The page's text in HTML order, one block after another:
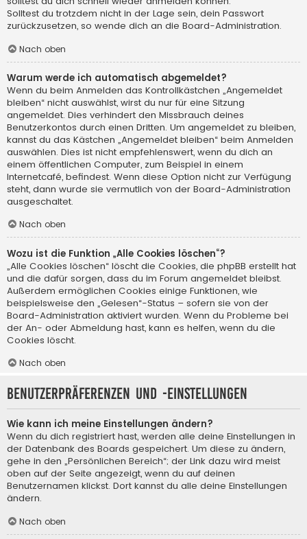
Solltest du trotzdem nicht in der Lage sein, dein Passwort
zurückzusetzen, so wende dich an die Board-Administration.
Nach oben
Warum werde ich automatisch abgemeldet?
Wenn du beim Anmelden das Kontrollkästchen „Angemeldet
bleiben“ nicht auswählst, wirst du nur für eine Sitzung
angemeldet. Dies verhindert den Missbrauch deines
Benutzerkontos durch einen Dritten. Um angemeldet zu bleiben,
kannst du das Kästchen „Angemeldet bleiben“ beim Anmelden
auswählen. Dies ist nicht empfehlenswert, wenn du dich an
einem öffentlichen Computer, zum Beispiel in einem
Internetcafé, befindest. Wenn diese Option nicht zur Verfügung
steht, dann wurde sie vermutlich von der Board-Administration
ausgeschaltet.
Nach oben
Wozu ist die Funktion „Alle Cookies löschen“?
„Alle Cookies löschen“ löscht die Cookies, die phpBB erstellt hat
und die dafür sorgen, dass du im Forum angemeldet bleibst.
Außerdem ermöglichen Cookies einige Funktionen, wie
beispielsweise den „Gelesen“-Status – sofern sie von der
Board-Administration aktiviert wurden. Wenn du Probleme bei
der An- oder Abmeldung hast, kann es helfen, wenn du die
Cookies löscht.
Nach oben
Benutzerpräferenzen und -einstellungen
Wie kann ich meine Einstellungen ändern?
Wenn du dich registriert hast, werden alle deine Einstellungen in
der Datenbank des Boards gespeichert. Um diese zu ändern,
gehe in den „Persönlichen Bereich“; der Link dazu wird meist
oben auf der Seite angezeigt, wenn du auf deinen
Benutzernamen klickst. Dort kannst du alle deine Einstellungen
ändern.
Nach oben